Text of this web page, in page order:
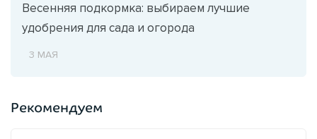
Весенняя подкормка: выбираем лучшие
удобрения для сада и огорода
3 МАЯ
Рекомендуем